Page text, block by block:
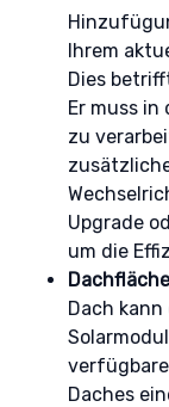
Ihrem
Dies
Er muss in
zu
Upgrade
um die
Dach
Daches